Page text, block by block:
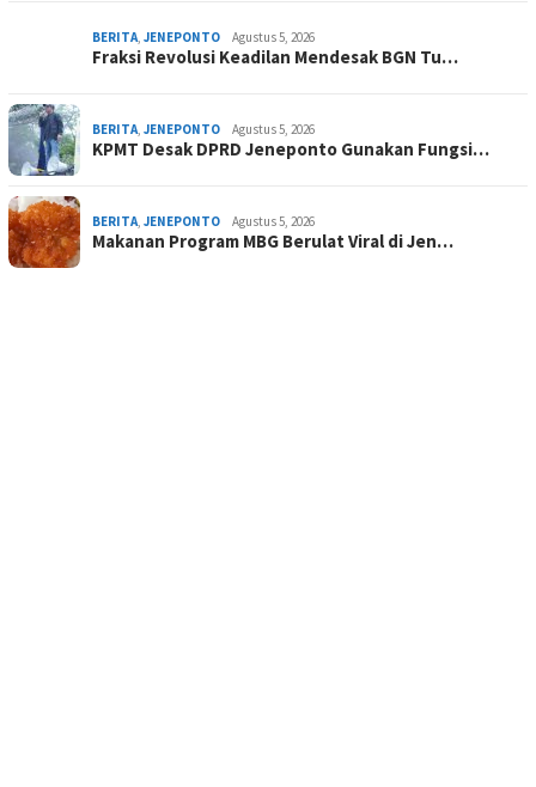
BERITA, JENEPONTO Agustus 5, 2026
Fraksi Revolusi Keadilan Mendesak BGN Tu…
BERITA, JENEPONTO Agustus 5, 2026
KPMT Desak DPRD Jeneponto Gunakan Fungsi…
BERITA, JENEPONTO Agustus 5, 2026
Makanan Program MBG Berulat Viral di Jen…